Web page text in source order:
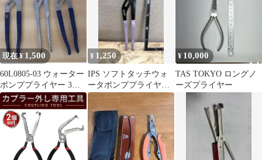
現在 ¥ 1,500
60L0805-03 ウォーター
ポンププライヤー 3本
セット 250mm
¥ 1,250
IPS ソフトタッチウォ
ータポンププライヤ
250mm WH-250
¥ 10,000
TAS TOKYO ロングノ
ーズプライヤー